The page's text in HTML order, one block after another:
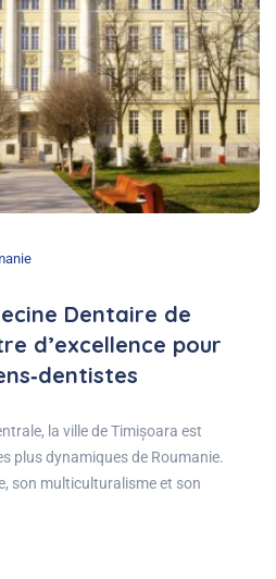
Dentaire de
d’excellence pour
la ville de Timișoara est
plus dynamiques de Roumanie.
son multiculturalisme et son